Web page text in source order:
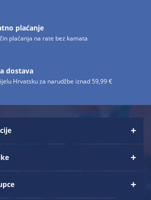
plaćanje
plaćanja na rate bez kamata
dostava
Hrvatsku za narudžbe iznad 59,99 €